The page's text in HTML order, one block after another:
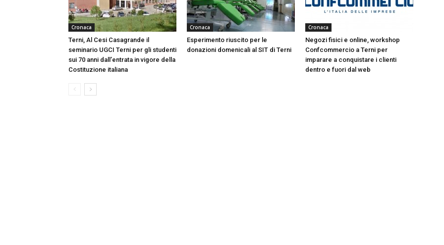
Cronaca
Terni, Al Cesi Casagrande il
seminario UGCI Terni per gli studenti
sui 70 anni dall’entrata in vigore della
Costituzione italiana
Cronaca
Esperimento riuscito per le
donazioni domenicali al SIT di Terni
Cronaca
Negozi fisici e online, workshop
Confcommercio a Terni per
imparare a conquistare i clienti
dentro e fuori dal web